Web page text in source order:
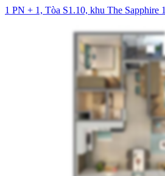
1 PN + 1, Tòa S1.10, khu The Sapphire 1